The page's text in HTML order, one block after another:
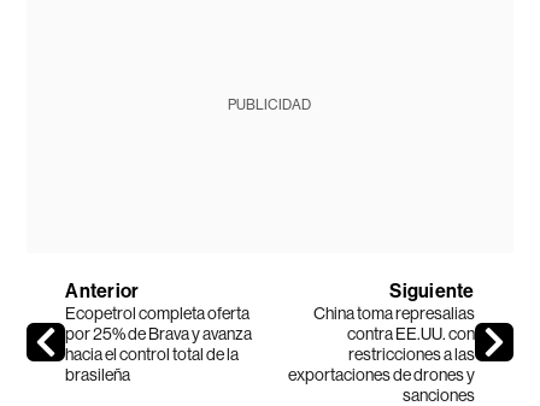
PUBLICIDAD
Anterior
Ecopetrol completa oferta
por 25% de Brava y avanza
hacia el control total de la
brasileña
Siguiente
China toma represalias
contra EE.UU. con
restricciones a las
exportaciones de drones y
sanciones